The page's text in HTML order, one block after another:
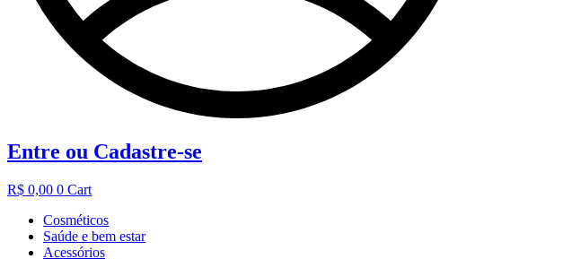
Entre ou Cadastre-se
R$ 0,00 0 Cart
Cosméticos
Saúde e bem estar
Acessórios